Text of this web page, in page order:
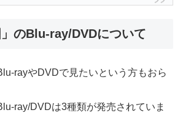
のBlu-ray/DVDについて
rayやDVDで見たいという方もおら
ray/DVDは3種類が発売されていま